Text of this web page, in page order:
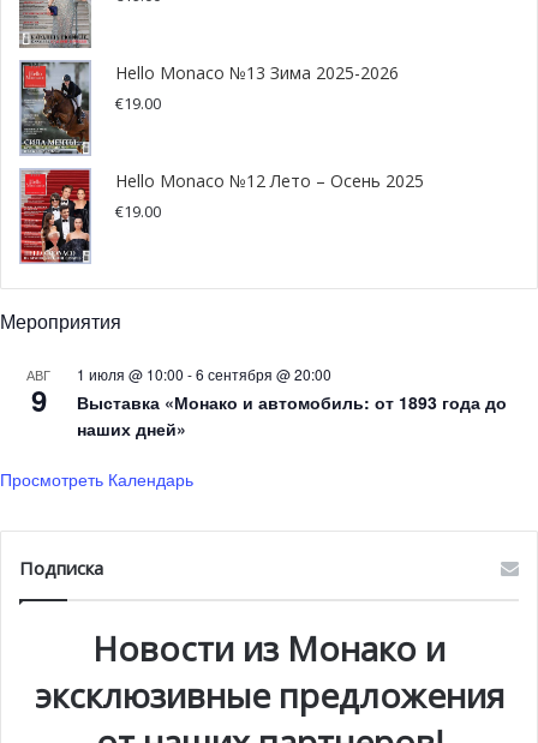
Княжеская чета на спортивных
соревнованиях Herculis
Herculis, один из этапов соревнований Бриллиантовой
организованная Международной Ассоциацией
поздравили победителей, а также вручили медали
Hello Monaco №13 Зима 2025-2026
€19.00
Hello Monaco №12 Лето – Осень 2025
€19.00
Мероприятия
АВГ
9
1 июля @ 10:00 -6 сентября @ 20:00
Выставка «Монако и автомобиль: от 1893 года до
наших дней»
Просмотреть Календарь
Подписка
Новости из Монако и
эксклюзивные предложения